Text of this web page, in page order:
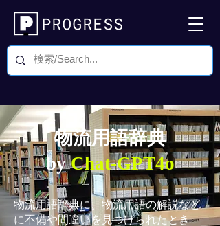
物流用語辞典
byChat-GPT4o
物流用語辞典に、物流用語の解説など
に不備や間違いを見つけられたとき